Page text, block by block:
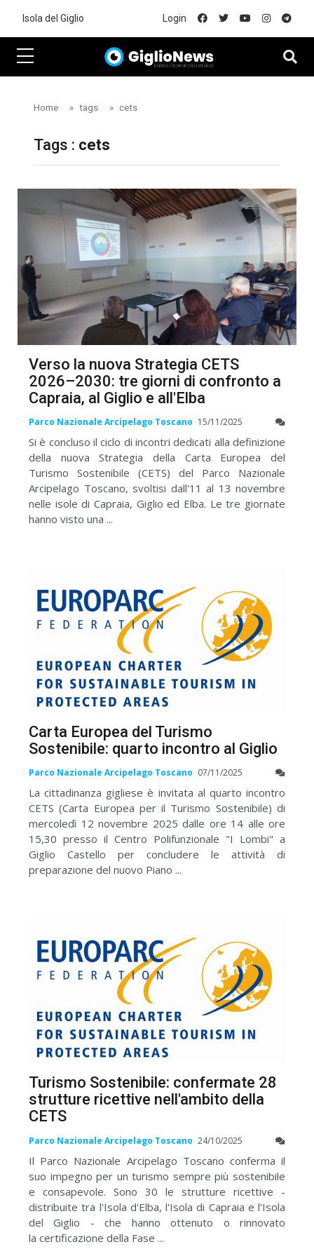
Isola del Giglio Login
Home tags cets
Tags : cets
Verso la nuova Strategia CETS
2026–2030: tre giorni di confronto a
Capraia, al Giglio e all'Elba
Parco Nazionale Arcipelago Toscano 15/11/2025
Si è concluso il ciclo di incontri dedicati alla definizione
della nuova Strategia della Carta Europea del
Turismo Sostenibile (CETS) del Parco Nazionale
Arcipelago Toscano, svoltisi dall'11 al 13 novembre
nelle isole di Capraia, Giglio ed Elba. Le tre giornate
hanno visto una ...
Carta Europea del Turismo
Sostenibile: quarto incontro al Giglio
Parco Nazionale Arcipelago Toscano 07/11/2025
La cittadinanza gigliese è invitata al quarto incontro
CETS (Carta Europea per il Turismo Sostenibile) di
mercoledì 12 novembre 2025 dalle ore 14 alle ore
15,30 presso il Centro Polifunzionale "I Lombi" a
Giglio Castello per concludere le attività di
preparazione del nuovo Piano ...
Turismo Sostenibile: confermate 28
strutture ricettive nell'ambito della
CETS
Parco Nazionale Arcipelago Toscano 24/10/2025
Il Parco Nazionale Arcipelago Toscano conferma il
suo impegno per un turismo sempre più sostenibile
e consapevole. Sono 30 le strutture ricettive -
distribuite tra l'Isola d'Elba, l'Isola di Capraia e l'Isola
del Giglio - che hanno ottenuto o rinnovato
la certificazione della Fase ...